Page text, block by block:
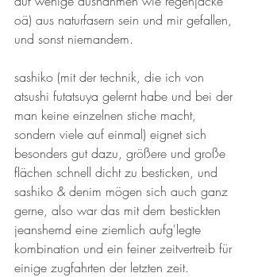
oä) aus naturfasern sein und mir gefallen,
und sonst niemandem.
sashiko (mit der technik, die ich von
atsushi futatsuya gelernt habe und bei der
man keine einzelnen stiche macht,
sondern viele auf einmal) eignet sich
besonders gut dazu, größere und große
flächen schnell dicht zu besticken, und
sashiko & denim mögen sich auch ganz
gerne, also war das mit dem bestickten
jeanshemd eine ziemlich aufg'legte
kombination und ein feiner zeitvertreib für
einige zugfahrten der letzten zeit.